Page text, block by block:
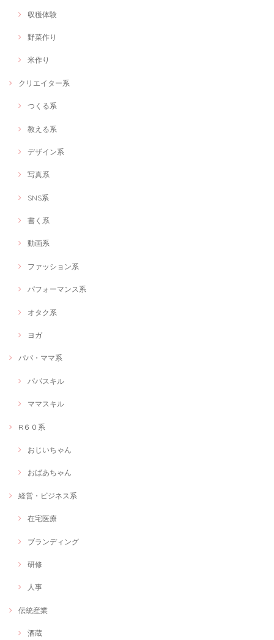
収穫体験
野菜作り
米作り
クリエイター系
つくる系
教える系
デザイン系
写真系
SNS系
書く系
動画系
ファッション系
パフォーマンス系
オタク系
ヨガ
パパ・ママ系
パパスキル
ママスキル
R６０系
おじいちゃん
おばあちゃん
経営・ビジネス系
在宅医療
ブランディング
研修
人事
伝統産業
酒蔵